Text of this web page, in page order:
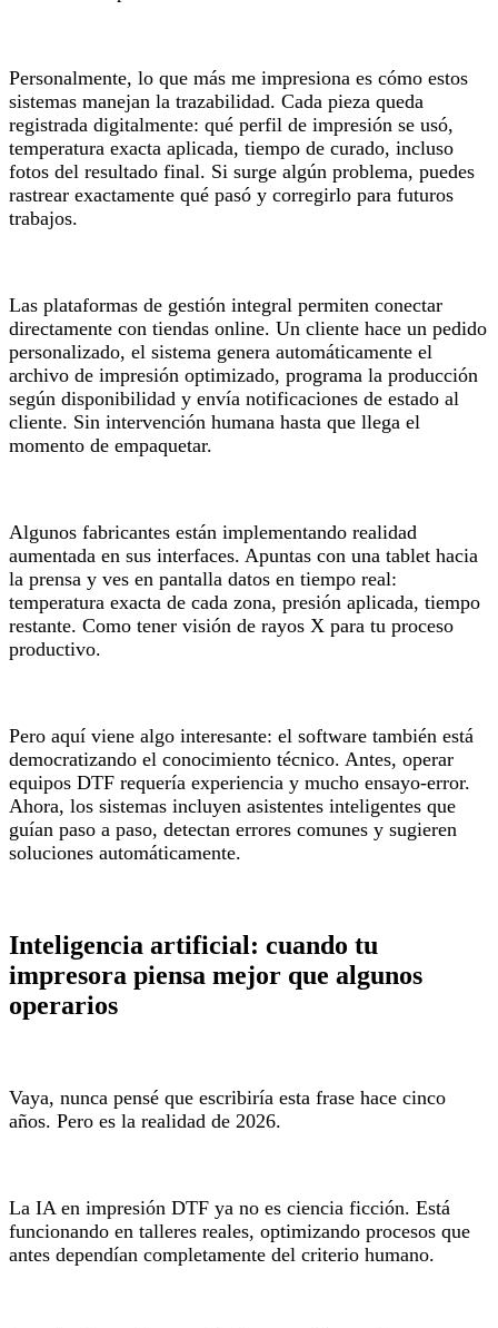
Personalmente, lo que más me impresiona es cómo estos
sistemas manejan la trazabilidad. Cada pieza queda
registrada digitalmente: qué perfil de impresión se usó,
temperatura exacta aplicada, tiempo de curado, incluso
fotos del resultado final. Si surge algún problema, puedes
rastrear exactamente qué pasó y corregirlo para futuros
trabajos.
Las plataformas de gestión integral permiten conectar
directamente con tiendas online. Un cliente hace un pedido
personalizado, el sistema genera automáticamente el
archivo de impresión optimizado, programa la producción
según disponibilidad y envía notificaciones de estado al
cliente. Sin intervención humana hasta que llega el
momento de empaquetar.
Algunos fabricantes están implementando realidad
aumentada en sus interfaces. Apuntas con una tablet hacia
la prensa y ves en pantalla datos en tiempo real:
temperatura exacta de cada zona, presión aplicada, tiempo
restante. Como tener visión de rayos X para tu proceso
productivo.
Pero aquí viene algo interesante: el software también está
democratizando el conocimiento técnico. Antes, operar
equipos DTF requería experiencia y mucho ensayo-error.
Ahora, los sistemas incluyen asistentes inteligentes que
guían paso a paso, detectan errores comunes y sugieren
soluciones automáticamente.
Inteligencia artificial: cuando tu
impresora piensa mejor que algunos
operarios
Vaya, nunca pensé que escribiría esta frase hace cinco
años. Pero es la realidad de 2026.
La IA en impresión DTF ya no es ciencia ficción. Está
funcionando en talleres reales, optimizando procesos que
antes dependían completamente del criterio humano.